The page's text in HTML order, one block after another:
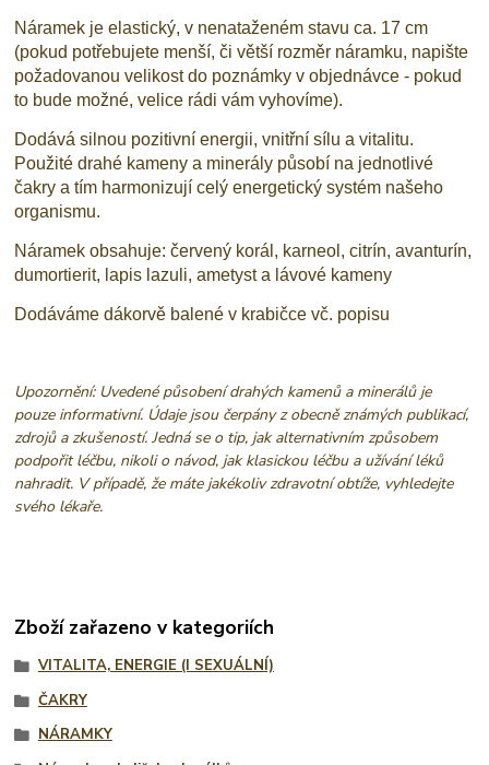
Náramek je elastický, v nenataženém stavu ca. 17 cm
(pokud potřebujete menší, či větší rozměr náramku, napište
požadovanou velikost do poznámky v objednávce - pokud
to bude možné, velice rádi vám vyhovíme).
Dodává silnou pozitivní energii, vnitřní sílu a vitalitu.
Použité drahé kameny a minerály působí na jednotlivé
čakry a tím harmonizují celý energetický systém našeho
organismu.
Náramek obsahuje: červený korál, karneol, citrín, avanturín,
dumortierit, lapis lazuli, ametysta lávové kameny
Dodáváme dákorvě balené v krabičce vč. popisu
Upozornění: Uvedené působení drahých kamenů a minerálů je
pouze informativní. Údaje jsou čerpány z obecně známých publikací,
zdrojů a zkušeností. Jedná se o tip, jak alternativním způsobem
podpořit léčbu, nikoli o návod, jak klasickou léčbu a užívání léků
nahradit. V případě, že máte jakékoliv zdravotní obtíže, vyhledejte
svého lékaře.
Zboží zařazeno v kategoriích
VITALITA, ENERGIE (I SEXUÁLNÍ)
ČAKRY
NÁRAMKY